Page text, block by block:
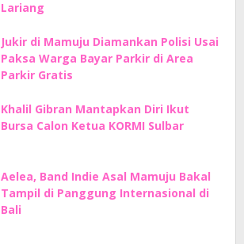
Lariang
Jukir di Mamuju Diamankan Polisi Usai
Paksa Warga Bayar Parkir di Area
Parkir Gratis
Khalil Gibran Mantapkan Diri Ikut
Bursa Calon Ketua KORMI Sulbar
Aelea, Band Indie Asal Mamuju Bakal
Tampil di Panggung Internasional di
Bali